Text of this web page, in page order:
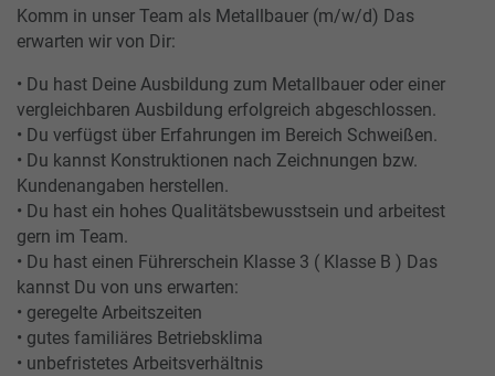
Komm in unser Team als Metallbauer (m/w/d) Das
erwarten wir von Dir:
• Du hast Deine Ausbildung zum Metallbauer oder einer
vergleichbaren Ausbildung erfolgreich abgeschlossen.
• Du verfügst über Erfahrungen im Bereich Schweißen.
• Du kannst Konstruktionen nach Zeichnungen bzw.
Kundenangaben herstellen.
• Du hast ein hohes Qualitätsbewusstsein und arbeitest
gern im Team.
• Du hast einen Führerschein Klasse 3 ( Klasse B ) Das
kannst Du von uns erwarten:
• geregelte Arbeitszeiten
• gutes familiäres Betriebsklima
• unbefristetes Arbeitsverhältnis